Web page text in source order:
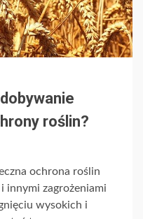
roślin?
ochrona roślin
innymi zagrożeniami
wysokich i